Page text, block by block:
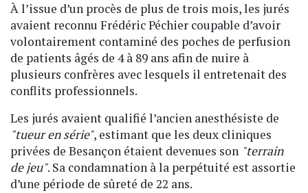
À l’issue d’un procès de plus de trois mois, les jurés
avaient reconnu Frédéric Péchier coupable d’avoir
volontairement contaminé des poches de perfusion
de patients âgés de 4 à 89 ans afin de nuire à
plusieurs confrères avec lesquels il entretenait des
conflits professionnels.
Les jurés avaient qualifié l’ancien anesthésiste de
"tueur en série", estimant que les deux cliniques
privées de Besançon étaient devenues son "terrain
de jeu". Sa condamnation à la perpétuité est assortie
d’une période de sûreté de 22 ans.